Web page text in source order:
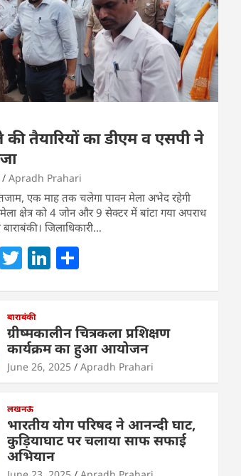
की तैयारियों का डीएम व एसपी ने
Apradh Prahari
एक माह तक चलेगा पावन मेला अभेद रहेगी
मेला क्षेत्र को 4 जोन और 9 सेक्टर में बांटा गया अपराध
बाराबंकी। जिलाधिकारी…
F T
er
Li
e
dI
n
e
बाराबंकी
ग्रीष्मकालीन चित्रकला प्रशिक्षण
कार्यक्रम का हुआ आयोजन
June 26, 2025 Apradh Prahari
लखनऊ
भारतीय योग परिषद ने आनन्दी घाट,
कुड़ियाघाट पर चलाया साफ सफाई
अभियान